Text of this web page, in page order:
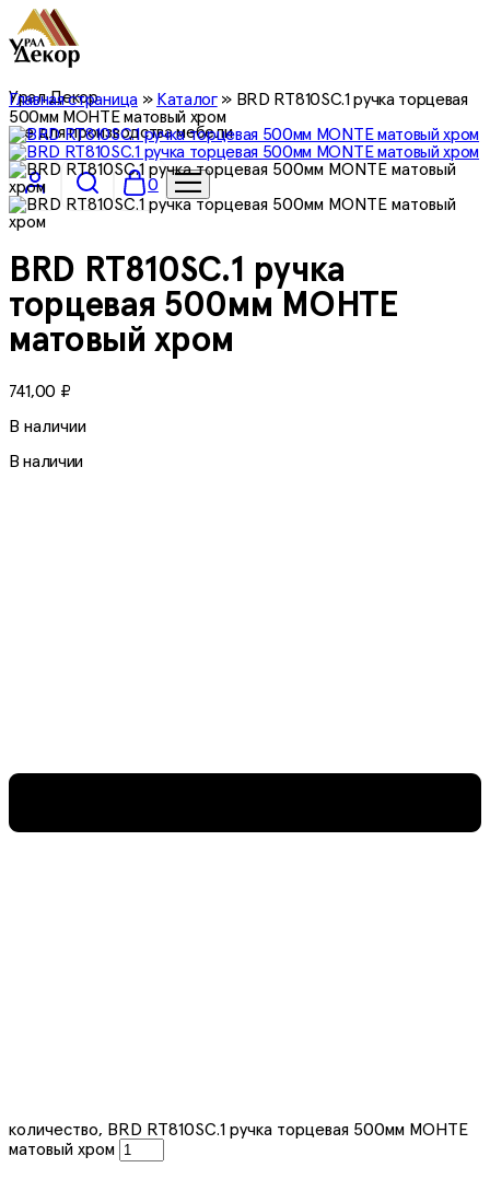
Урал Декор
все для производства мебели
0
Главная страница» Каталог» BRD RT810SC.1 ручка торцевая
500мм МОНТЕ матовый хром
BRD RT810SC.1 ручка
торцевая 500мм МОНТЕ
матовый хром
741,00 ₽
В наличии
В наличии
количество, BRD RT810SC.1 ручка торцевая 500мм МОНТЕ
матовый хром